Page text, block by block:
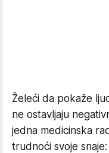
Želeći da pokaže
ne ostavljaju
jedna medicinska
trudnoći svoje snaje: